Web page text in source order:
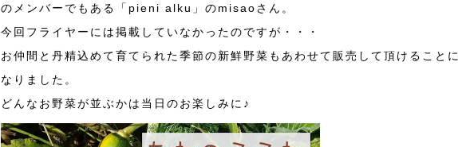
のメンバーでもある「pieni alku」のmisaoさん。
今回フライヤーには掲載していなかったのですが・・・
お仲間と丹精込めて育てられた季節の新鮮野菜もあわせて販売して頂けることに
なりました。
どんなお野菜が並ぶかは当日のお楽しみに♪